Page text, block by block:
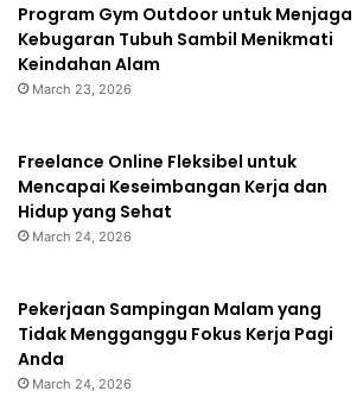
Program Gym Outdoor untuk Menjaga
Kebugaran Tubuh Sambil Menikmati
Keindahan Alam
March 23, 2026
Freelance Online Fleksibel untuk
Mencapai Keseimbangan Kerja dan
Hidup yang Sehat
March 24, 2026
Pekerjaan Sampingan Malam yang
Tidak Mengganggu Fokus Kerja Pagi
Anda
March 24, 2026